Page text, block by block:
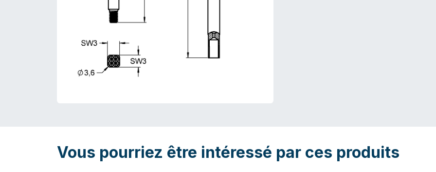
Vous pourriez être intéressé par ces produits